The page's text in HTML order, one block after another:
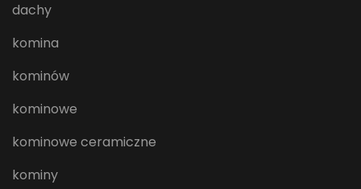
dachy
komina
kominów
kominowe
kominowe ceramiczne
kominy